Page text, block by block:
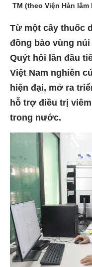
TM (theo Viện Hàn lâm
Từ một cây thuốc
đồng bào vùng núi
Quýt hôi lần đầu
Việt Nam nghiên
hiện đại, mở ra
hỗ trợ điều trị
trong nước.